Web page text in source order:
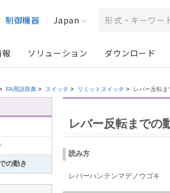
制御機器 Japan
ソリューション ダウンロード
FA用語辞典 > スイッチ > リミットスイッチ > レバー反転ま
レバー反転までの
読み方
レバーハンテンマデノウゴキ
の動き